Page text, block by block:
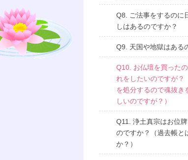
Q8. ご法事をするのに
しはあるのですか？
Q9. 天国や地獄はある
Q10. お仏壇を買った
れをしたいのですが？
を処分するので魂抜き
しいのですが？）
Q11. 浄土真宗はお位
のですか？（過去帳と
か？）